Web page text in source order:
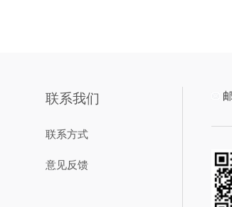
联系我们
联系方式
意见反馈